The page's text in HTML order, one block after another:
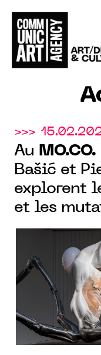
>>>
Au MO.CO.
Bašić et
explorent
et les